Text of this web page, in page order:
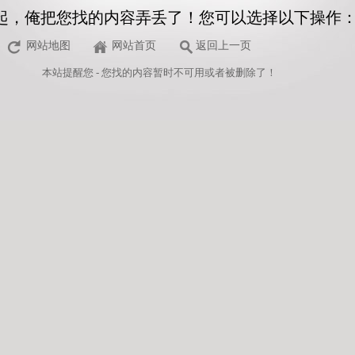
，俺把您找的内容弄丢了！您可以选择以下操作
网站地图 网站首页 返回上一页
本站提醒您 - 您找的内容暂时不可用或者被删除了！